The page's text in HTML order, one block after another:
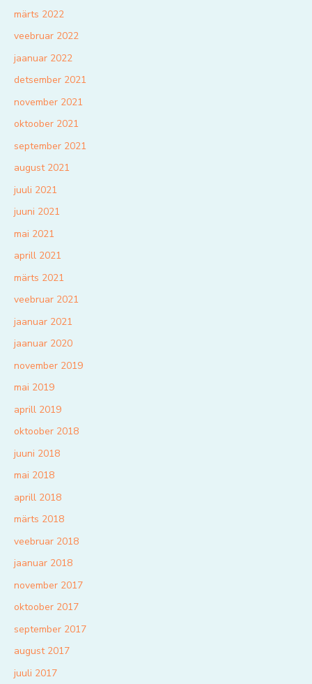
märts 2022
veebruar 2022
jaanuar 2022
detsember 2021
november 2021
oktoober 2021
september 2021
august 2021
juuli 2021
juuni 2021
mai 2021
aprill 2021
märts 2021
veebruar 2021
jaanuar 2021
jaanuar 2020
november 2019
mai 2019
aprill 2019
oktoober 2018
juuni 2018
mai 2018
aprill 2018
märts 2018
veebruar 2018
jaanuar 2018
november 2017
oktoober 2017
september 2017
august 2017
juuli 2017